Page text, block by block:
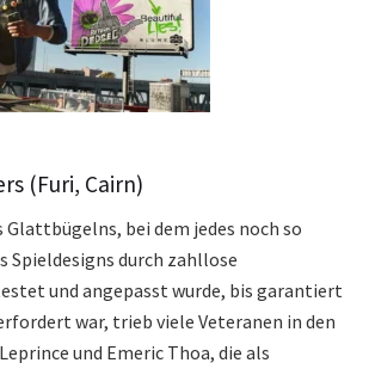
(Furi, Cairn)
Glattbügelns, bei dem jedes noch so
Spieldesigns durch zahllose
und angepasst wurde, bis garantiert
war, trieb viele Veteranen in den
und Emeric Thoa, die als